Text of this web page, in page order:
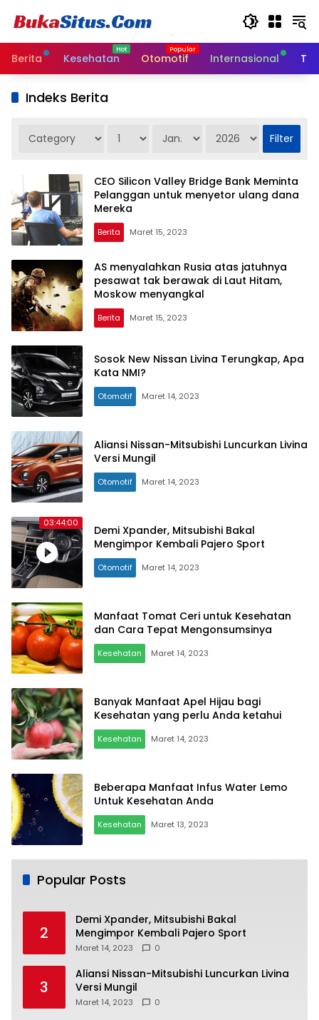
Berita
Kesehatan Otomotif Internasional
Indeks Berita
CEO Silicon Valley Bridge Bank Meminta
Pelanggan untuk menyetor ulang dana
Mereka
Berita Maret 15, 2023
AS menyalahkan Rusia atas jatuhnya
pesawat tak berawak di Laut Hitam,
Moskow menyangkal
Berita Maret 15, 2023
Sosok New Nissan Livina Terungkap, Apa
Kata NMI?
Otomotif Maret 14, 2023
Aliansi Nissan-Mitsubishi Luncurkan Livina
Versi Mungil
Otomotif Maret 14, 2023
03:44:00
Demi Xpander, Mitsubishi Bakal
Mengimpor Kembali Pajero Sport
Otomotif Maret 14, 2023
Manfaat Tomat Ceri untuk Kesehatan
dan Cara Tepat Mengonsumsinya
Kesehatan Maret 14, 2023
Banyak Manfaat Apel Hijau bagi
Kesehatan yang perlu Anda ketahui
Kesehatan Maret 14, 2023
Beberapa Manfaat Infus Water Lemo
Untuk Kesehatan Anda
Kesehatan Maret 13, 2023
Popular Posts
2
Demi Xpander, Mitsubishi Bakal
Mengimpor Kembali Pajero Sport
Maret 14, 2023 0
3
Aliansi Nissan-Mitsubishi Luncurkan Livina
Versi Mungil
Maret 14, 2023 0